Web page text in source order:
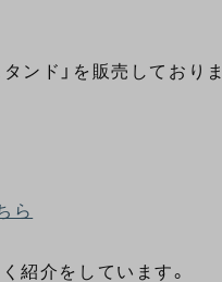
ンド」を販売しておりま
ら
紹介をしています。